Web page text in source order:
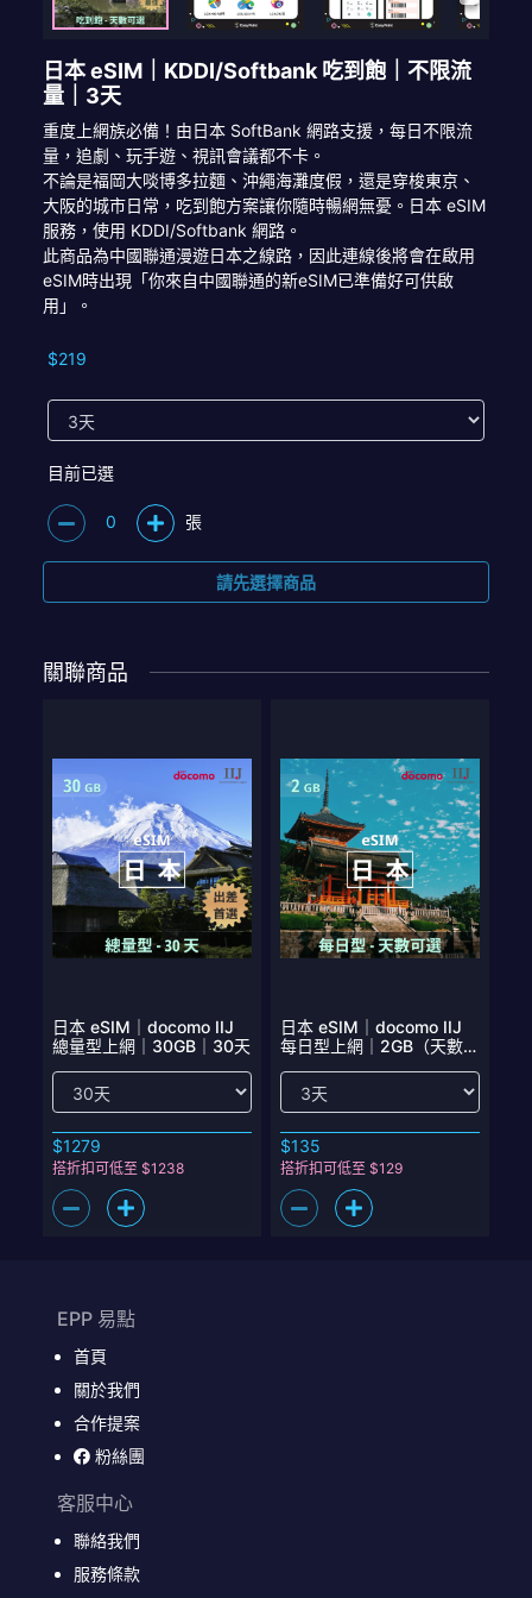
日本 eSIM｜KDDI/Softbank 吃到飽｜不限流
量｜3天
重度上網族必備！由日本 SoftBank 網路支援，每日不限流
量，追劇、玩手遊、視訊會議都不卡。
不論是福岡大啖博多拉麵、沖繩海灘度假，還是穿梭東京、
大阪的城市日常，吃到飽方案讓你隨時暢網無憂。日本 eSIM
服務，使用 KDDI/Softbank 網路。
此商品為中國聯通漫遊日本之線路，因此連線後將會在啟用
eSIM時出現「你來自中國聯通的新eSIM已準備好可供啟
用」。
$219
目前已選
0 張
請先選擇商品
關聯商品
日本 eSIM｜docomo IIJ
總量型上網｜30GB｜30天
$1279
搭折扣可低至 $1238
日本 eSIM｜docomo IIJ
每日型上網｜2GB（天數可
$135
搭折扣可低至 $129
EPP 易點
首頁
關於我們
合作提案
粉絲團
客服中心
聯絡我們
服務條款